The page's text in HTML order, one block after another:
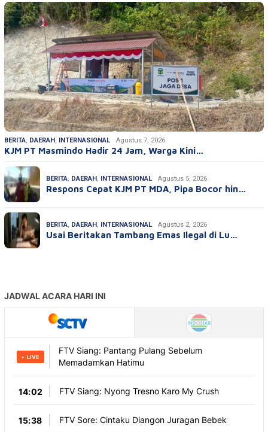
BERITA, DAERAH, INTERNASIONAL Agustus 7, 2026
KJM PT Masmindo Hadir 24 Jam, Warga Kini…
BERITA, DAERAH, INTERNASIONAL Agustus 5, 2026
Respons Cepat KJM PT MDA, Pipa Bocor hin…
BERITA, DAERAH, INTERNASIONAL Agustus 2, 2026
Usai Beritakan Tambang Emas Ilegal di Lu…